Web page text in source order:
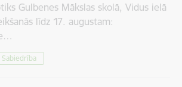
Gulbenes Mākslas skolā, Vidus ielā
līdz 17. augustam:
Sabiedrība